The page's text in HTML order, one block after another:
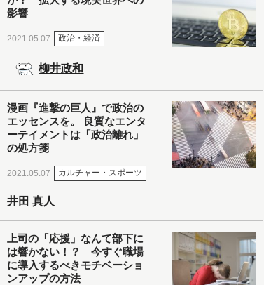
影響
2021.05.07 政治・経済
柳井政和
漫画『進撃の巨人』で政治の
エッセンスを。 良質なエンタ
ーテイメントは「政治離れ」
の処方箋
2021.05.07 カルチャー・スポーツ
井田 真人
上司の「応援」なんて部下に
は響かない！？ 今すぐ職場
に導入するべきモチベーショ
ンアップの方法